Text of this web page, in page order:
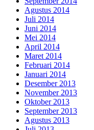
Agustus 2014
Juli 2014
Juni 2014
Mei 2014
April 2014
Maret 2014
Februari 2014
Januari 2014
Desember 2013
November 2013
Oktober 2013
September 2013
Agustus 2013